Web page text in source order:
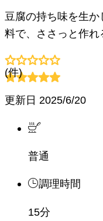
豆腐の持ち味を生
料で、ささっと作れ
(件)
更新日 2025/6/20
普通
調理時間
15分